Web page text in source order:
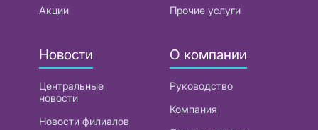
Акции
Прочие услуги
Новости
Центральные
новости
Новости филиалов
О компании
Руководство
Компания